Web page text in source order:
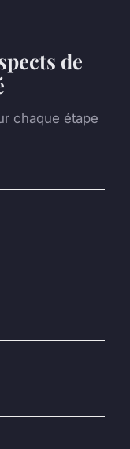
de
chaque étape